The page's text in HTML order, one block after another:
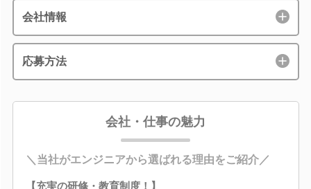
会社情報
応募方法
会社・仕事の魅力
＼当社がエンジニアから選ばれる理由をご紹介／
【充実の研修・教育制度！】